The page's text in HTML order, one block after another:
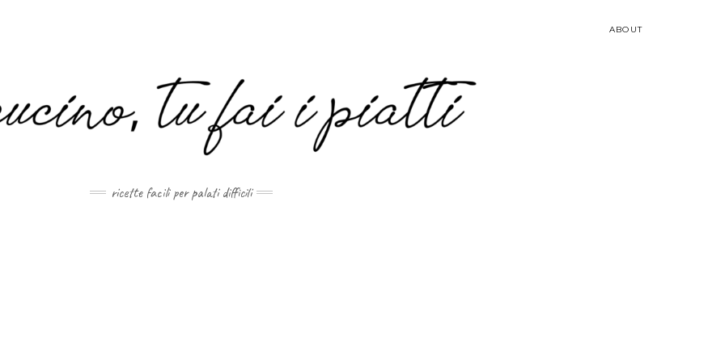
ABOUT
ricette facili per palati difficili